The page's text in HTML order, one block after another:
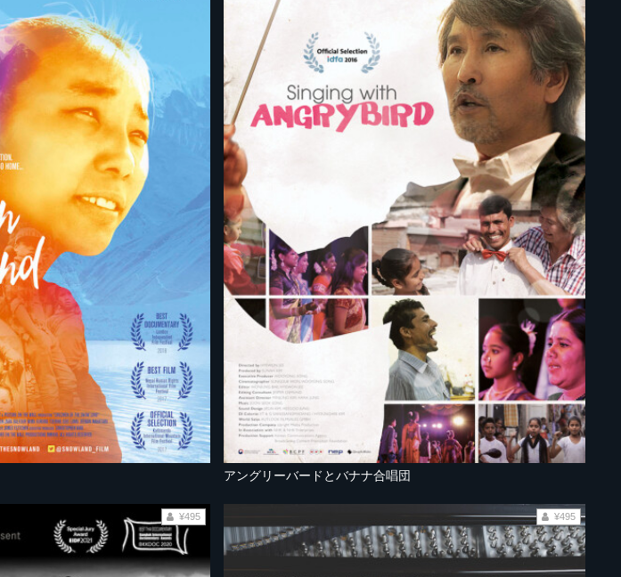
アングリーバードとバナナ合唱団
¥495 ¥495